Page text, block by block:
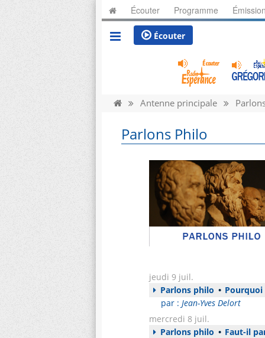
Écouter Programme
Écouter
Antenne principale
Parlons Philo
jeudi 9 juil.
Parlons philo •
par : Jean-Yves Delort
mercredi 8 juil.
Parlons philo • Faut-il